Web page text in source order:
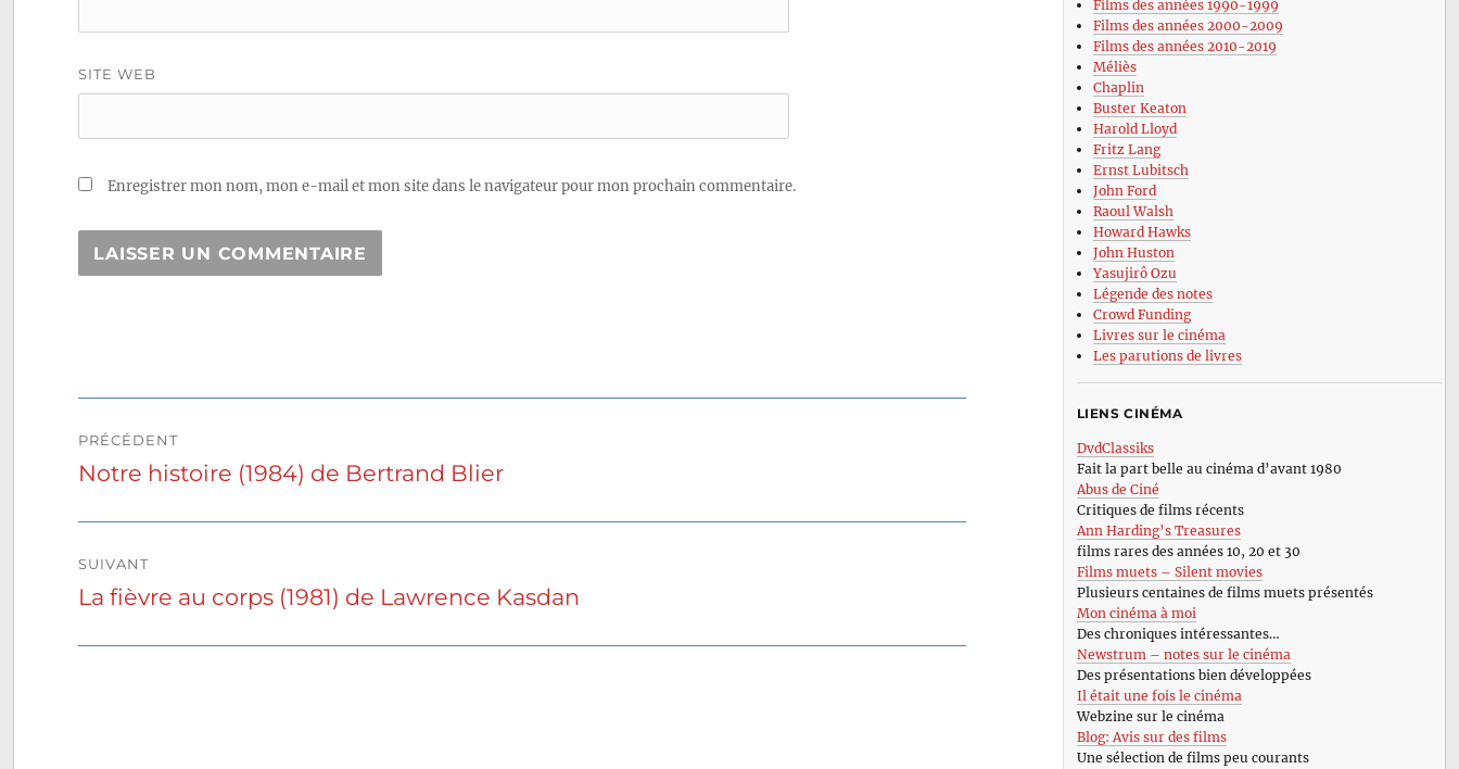
SITE WEB
Enregistrer mon nom, mon e-mail et mon site dans le navigateur pour mon prochain commentaire.
de
PRÉCÉDENT
Publication
Notre histoire (1984) de Bertrand Blier
SUIVANT
Publication
La fièvre au corps (1981) de Lawrence Kasdan
Films des années 1990-1999
Films des années 2000-2009
Films des années 2010-2019
Méliès
Chaplin
Buster Keaton
Harold Lloyd
Fritz Lang
Ernst Lubitsch
John Ford
Raoul Walsh
Howard Hawks
John Huston
Yasujirô Ozu
Légende des notes
Crowd Funding
Livres sur le cinéma
Les parutions de livres
LIENS CINÉMA
DvdClassiks
Fait la part belle au cinéma d’avant 1980
Abus de Ciné
Critiques de films récents
Ann Harding’s Treasures
films rares des années 10, 20 et 30
Films muets – Silent movies
Plusieurs centaines de films muets présentés
Mon cinéma à moi
Des chroniques intéressantes…
Newstrum – notes sur le cinéma
Des présentations bien développées
Il était une fois le cinéma
Webzine sur le cinéma
Blog: Avis sur des films
Une sélection de films peu courants